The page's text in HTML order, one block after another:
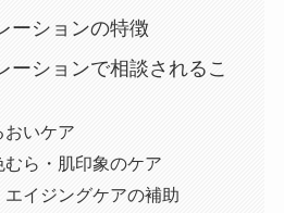
ーションの特徴
ーションで相談されるこ
おいケア
むら・肌印象のケア
エイジングケアの補助